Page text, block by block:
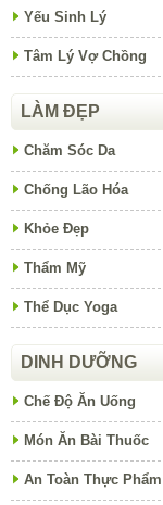
Yếu Sinh Lý
Tâm Lý Vợ Chồng
LÀM ĐẸP
Chăm Sóc Da
Chống Lão Hóa
Khỏe Đẹp
Thẩm Mỹ
Thể Dục Yoga
DINH DƯỠNG
Chế Độ Ăn Uống
Món Ăn Bài Thuốc
An Toàn Thực Phẩm